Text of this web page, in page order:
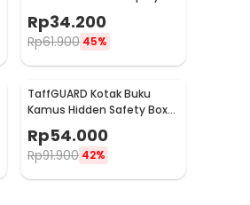
Fog Maker 12 LED 24V - WT01
Rp34.200
Rp61.900 45%
TaffGUARD Kotak Buku
Kamus Hidden Safety Box
KB-10P
Rp54.000
Rp91.900 42%